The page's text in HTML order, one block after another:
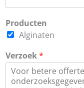
Producten
Alginaten
Verzoek*